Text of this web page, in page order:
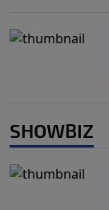
SHOWBIZ